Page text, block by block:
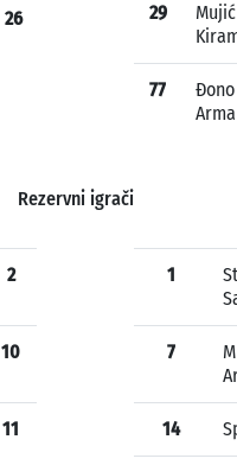
26 29
Mujić
77
Đono
Rezervni igrači
2
10
11
1
7
14